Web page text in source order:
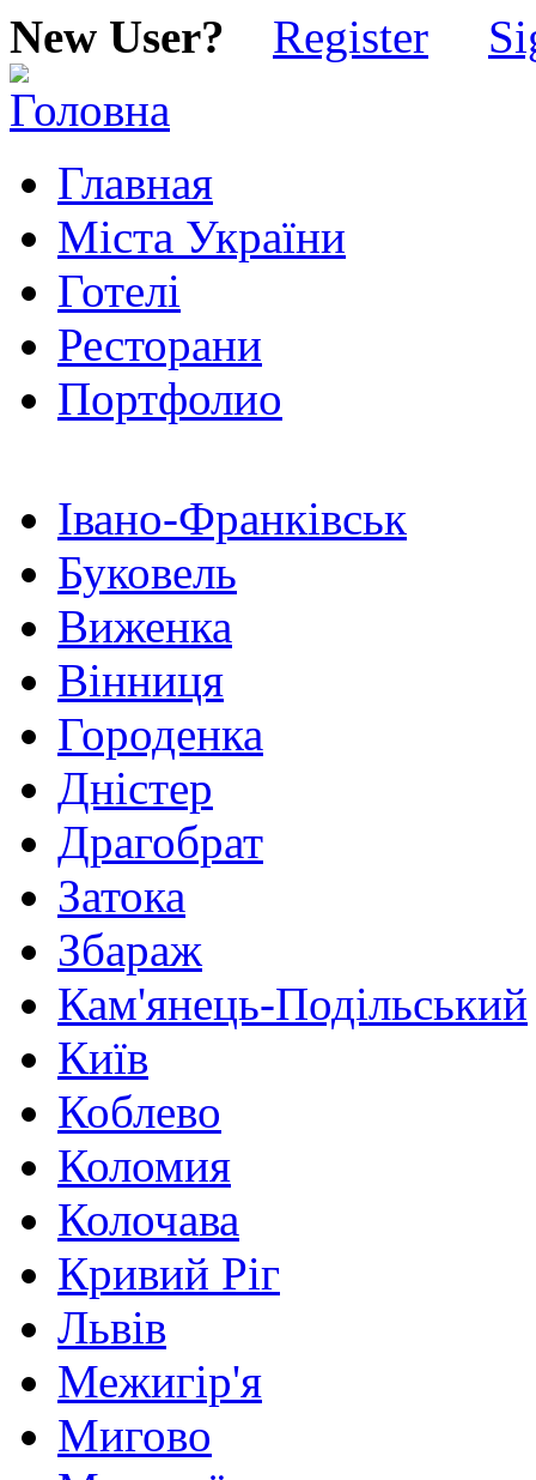
New User? Register
Главная
Міста України
Готелі
Ресторани
Портфолио
Івано-Франківськ
Буковель
Виженка
Вінниця
Городенка
Дністер
Драгобрат
Затока
Збараж
Кам'янець-Подільський
Київ
Коблево
Коломия
Колочава
Кривий Ріг
Львів
Межигір'я
Мигово